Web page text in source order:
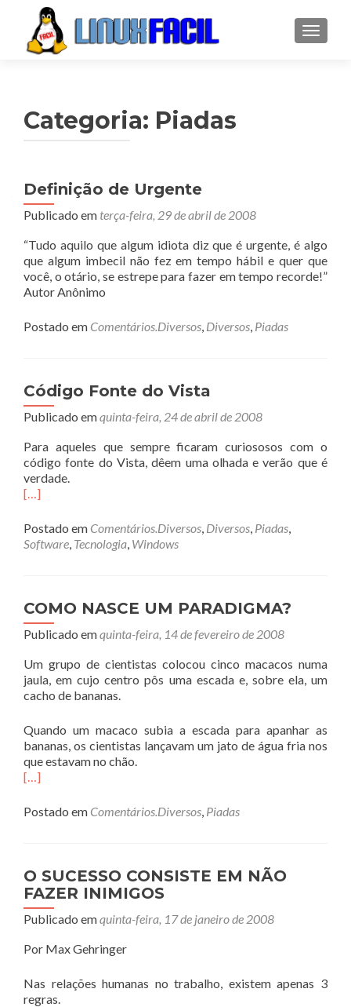
Categoria: Piadas
Definição de Urgente
Publicado em terça-feira, 29 de abril de 2008
“Tudo aquilo que algum idiota diz que é urgente, é algo
que algum imbecil não fez em tempo hábil e quer que
você, o otário, se estrepe para fazer em tempo recorde!”
Autor Anônimo
Postado em Comentários.Diversos, Diversos, Piadas
Código Fonte do Vista
Publicado emquinta-feira, 24 de abril de 2008
Para aqueles que sempre ficaram curiososos com o
código fonte do Vista, dêem uma olhada e verão que é
verdade.
[…]
Postado em Comentários.Diversos, Diversos, Piadas,
Software, Tecnologia, Windows
COMO NASCE UM PARADIGMA?
Publicado emquinta-feira, 14 de fevereiro de 2008
Um grupo de cientistas colocou cinco macacos numa
jaula, em cujo centro pôs uma escada e, sobre ela, um
cacho de bananas.
Quando um macaco subia a escada para apanhar as
bananas, os cientistas lançavam um jato de água fria nos
que estavam no chão.
[…]
Postado em Comentários.Diversos, Piadas
O SUCESSO CONSISTE EM NÃO
FAZER INIMIGOS
Publicado emquinta-feira, 17 de janeiro de 2008
Por Max Gehringer
Nas relações humanas no trabalho, existem apenas 3
regras.
Navegação
por
posts